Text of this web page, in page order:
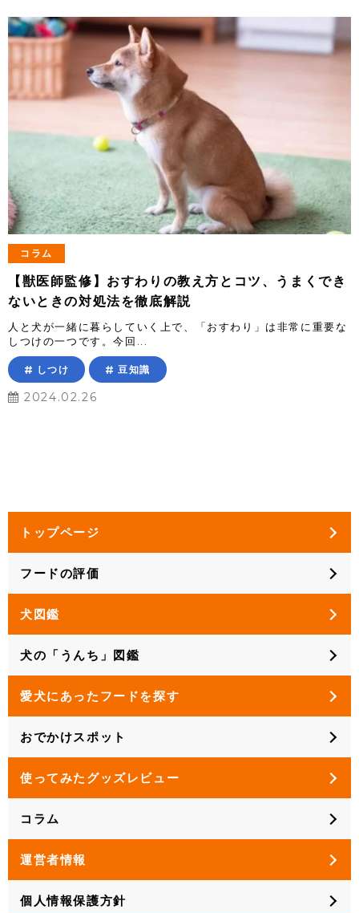
コラム
【獣医師監修】おすわりの教え方とコツ、うまくでき
ないときの対処法を徹底解説
人と犬が一緒に暮らしていく上で、「おすわり」は非常に重要な
しつけの一つです。今回...
しつけ 豆知識
2024.02.26
トップページ
フードの評価
犬図鑑
犬の「うんち」図鑑
愛犬にあったフードを探す
おでかけスポット
使ってみたグッズレビュー
コラム
運営者情報
個人情報保護方針